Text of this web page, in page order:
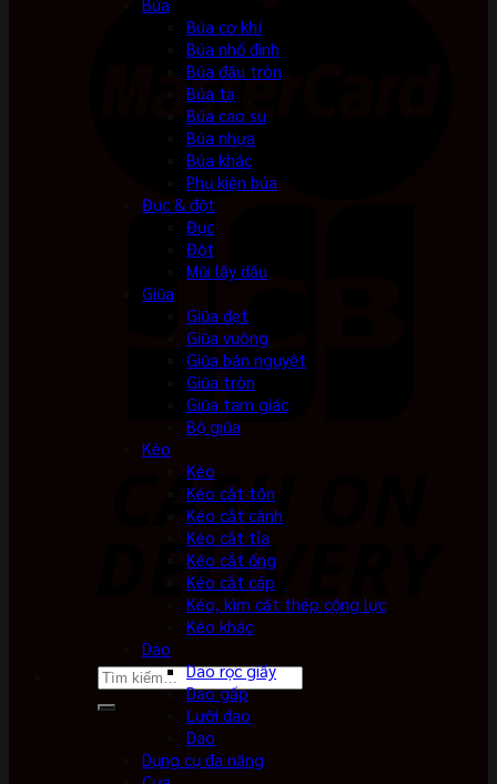
Tìm
Búa
Búa cơ khí
Búa nhổ đinh
Búa đầu tròn
Búa tạ
Búa cao su
Búa nhựa
Búa khác
Phụ kiện búa
Đục & đột
Đục
Đột
Mũi lấy dấu
Giũa
Giũa dẹt
Giũa vuông
Giũa bán nguyệt
Giũa tròn
Giũa tam giác
Bộ giũa
Kéo
Kéo
Kéo cắt tôn
Kéo cắt cành
Kéo cắt tỉa
Kéo cắt ống
Kéo cắt cáp
Kéo, kìm cắt thép cộng lực
Kéo khác
Dao
Dao rọc giấy
Dao gấp
Lưỡi dao
Dao
Dụng cụ đa năng